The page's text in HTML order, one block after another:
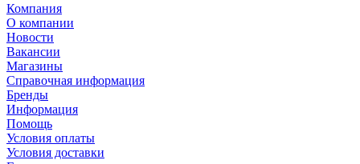
Компания
О компании
Новости
Вакансии
Магазины
Справочная информация
Бренды
Информация
Помощь
Условия оплаты
Условия доставки